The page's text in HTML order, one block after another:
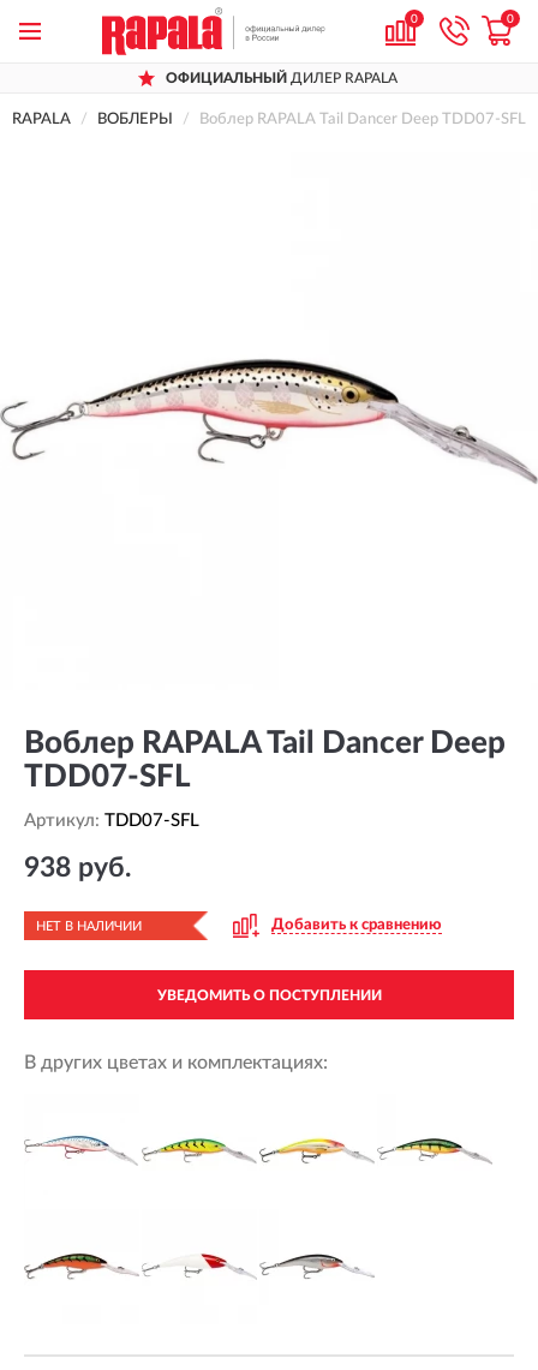
0 0
ОФИЦИАЛЬНЫЙ ДИЛЕР RAPALA
RAPALA ВОБЛЕРЫ Воблер RAPALA Tail Dancer Deep TDD07-SFL
Воблер RAPALA Tail Dancer Deep
TDD07-SFL
Артикул: TDD07-SFL
938 руб.
НЕТ В НАЛИЧИИ Добавить к сравнению
УВЕДОМИТЬ О ПОСТУПЛЕНИИ
В других цветах и комплектациях: